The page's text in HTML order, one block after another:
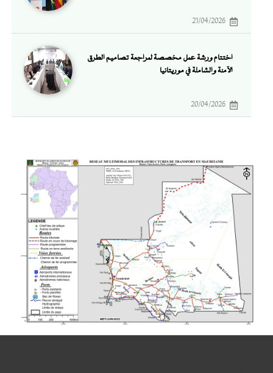
21/04/2026
اختتام ورشة عمل مخصصة لمراجعة تصاميم الطرق
الآمنة والشاملة في موريتانيا
20/04/2026